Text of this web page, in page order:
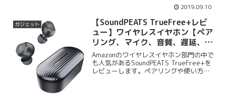
わからないですよね。iPhoneもAndroid
もBluetooth接続で利用可能の製品のお勧
めを紹介します。レビューしたワイヤレ
スイヤホンまとめ。
2019.09.10
ガジェット
【SoundPEATS TrueFree+レビ
ュー】ワイヤレスイヤホン【ペア
リング、マイク、音質、遅延、使
い方】
Amazonのワイヤレスイヤホン部門の中で
も人気があるSoundPEATS TrueFree+を
レビューします。ペアリングや使い方を